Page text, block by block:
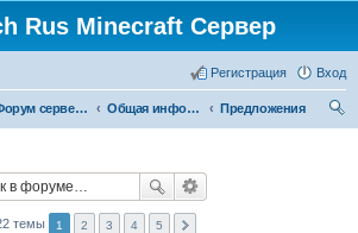
Rus Minecraft Сервер
Вход
Регистрация
Форум сервера Minecraft Gregtech 1.7.10 Общая информация
Предложения
темы 1 2 3 4 5